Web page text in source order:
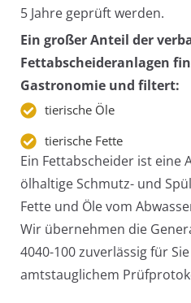
5 Jahre geprüft werden.
Ein großer Anteil der
Fettabscheideranlagen
Gastronomie und filtert:
tierische Öle
tierische Fette
Ein Fettabscheider ist eine
ölhaltige Schmutz- und
Fette und Öle vom
Wir übernehmen die
4040-100 zuverlässig für
amtstauglichem